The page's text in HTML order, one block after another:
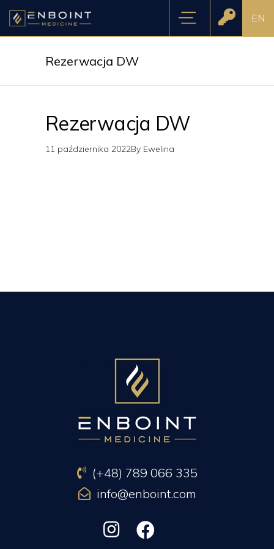
EN
Rezerwacja DW
Rezerwacja DW
11 października 2022By Ewelina
(+48) 789 066 335
info@enboint.com